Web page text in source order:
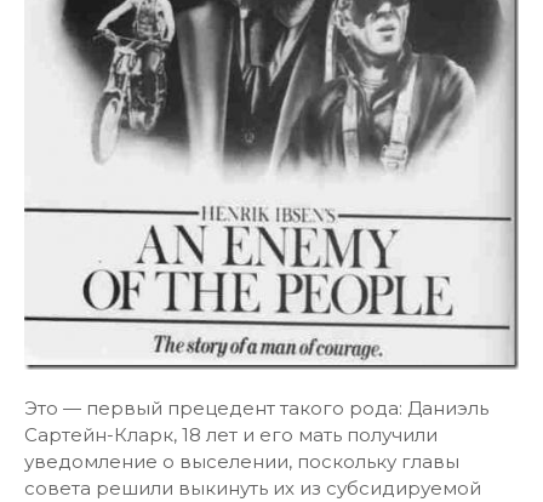
Это — первый прецедент такого рода: Даниэль
Сартейн-Кларк, 18 лет ​​и его мать получили
уведомление о выселении, поскольку главы
совета решили выкинуть их из субсидируемой